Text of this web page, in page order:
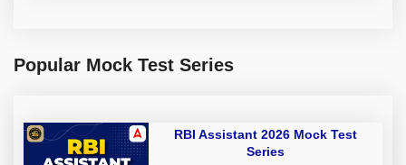
Popular Mock Test Series
RBI Assistant 2026 Mock Test
Series